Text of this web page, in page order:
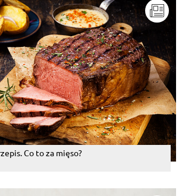
, 06.07.2016
Na stronie brak obrazków, a
niemożliwe :(
Odpowiedz
, 06.07.2016
pyszne
Odpowiedz
, 14.07.2015
sposób.
Co to za mięso?